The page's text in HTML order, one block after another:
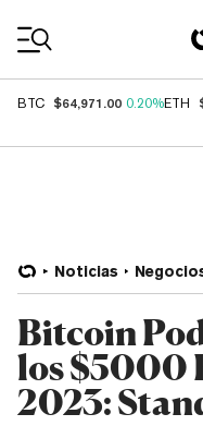
BTC $64,971.00 0.20%ETH
Noticias
Bitcoin
los $5000
2023: